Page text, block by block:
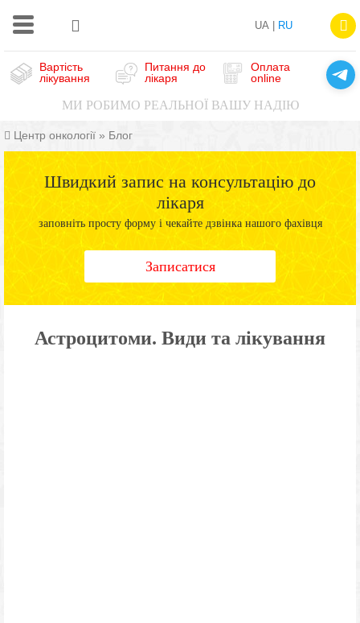
UA | RU
Вартість
лікування
Питання до
лікаря
Оплата
online
МИ РОБИМО РЕАЛЬНОЇ ВАШУ НАДІЮ
Центр онкології » Блог
Швидкий запис на консультацію до
лікаря
заповніть просту форму і чекайте дзвінка нашого фахівця
Записатися
Астроцитоми. Види та лікування